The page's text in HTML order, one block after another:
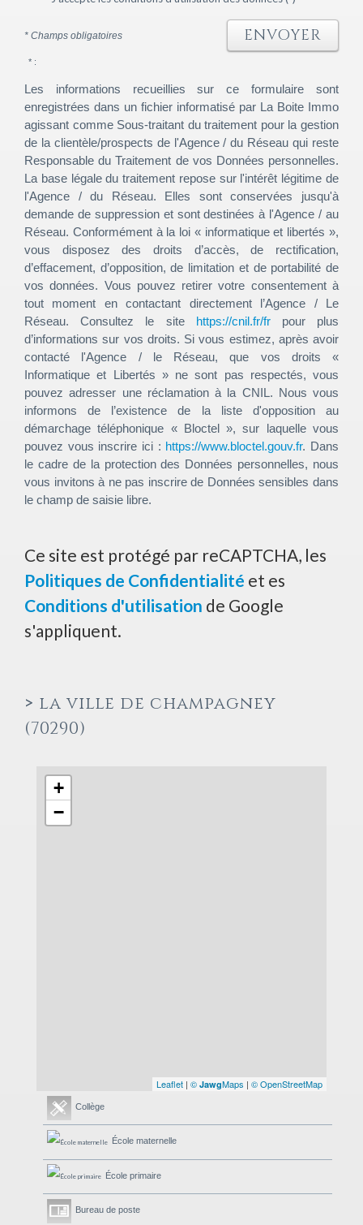
* Champs obligatoires ENVOYER
* :
Les informations recueillies sur ce formulaire sont
enregistrées dans un fichier informatisé par La Boite Immo
agissant comme Sous-traitant du traitement pour la gestion
de la clientèle/prospects de l'Agence / du Réseau qui reste
Responsable du Traitement de vos Données personnelles.
La base légale du traitement repose sur l'intérêt légitime de
l'Agence / du Réseau. Elles sont conservées jusqu'à
demande de suppression et sont destinées à l'Agence / au
Réseau. Conformément à la loi « informatique et libertés »,
vous disposez des droits d’accès, de rectification,
d’effacement, d’opposition, de limitation et de portabilité de
vos données. Vous pouvez retirer votre consentement à
tout moment en contactant directement l’Agence / Le
Réseau. Consultez le site
https://cnil.fr/frpour plus
d’informations sur vos droits. Si vous estimez, après avoir
contacté l'Agence / le Réseau, que vos droits «
Informatique et Libertés » ne sont pas respectés, vous
pouvez adresser une réclamation à la CNIL. Nous vous
informons de l’existence de la liste d'opposition au
démarchage téléphonique « Bloctel », sur laquelle vous
pouvez vous inscrire ici : https://www.bloctel.gouv.fr. Dans
le cadre de la protection des Données personnelles, nous
vous invitons à ne pas inscrire de Données sensibles dans
le champ de saisie libre.
Ce site est protégé par reCAPTCHA, les
Politiques de Confidentialité et es
Conditions d'utilisation de Google
s'appliquent.
> la ville de champagney
(70290)
+
−
Leaflet | © JawgMaps | © OpenStreetMap
Collège
École maternelle
École primaire
Bureau de poste